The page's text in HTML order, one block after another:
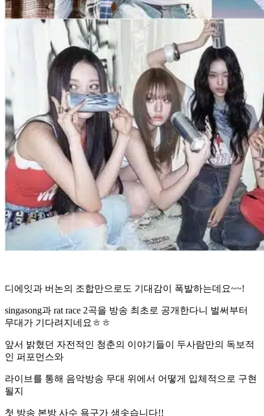
디에잇과 버논의 조합만으로도 기대감이 폭발하는데요~~!
singasong과 rat race 2곡을 방송 최초로 공개한다니 벌써부터
무대가 기다려지네요ㅎㅎ
앞서 밝혔던 자전적인 청춘의 이야기들이 두사람만의 독보적
인 퍼포먼스와
라이브를 통해 음악방송 무대 위에서 어떻게 입체적으로 구현
될지
첫 방송 본방 사수 욕구가 샘솟습니다!!